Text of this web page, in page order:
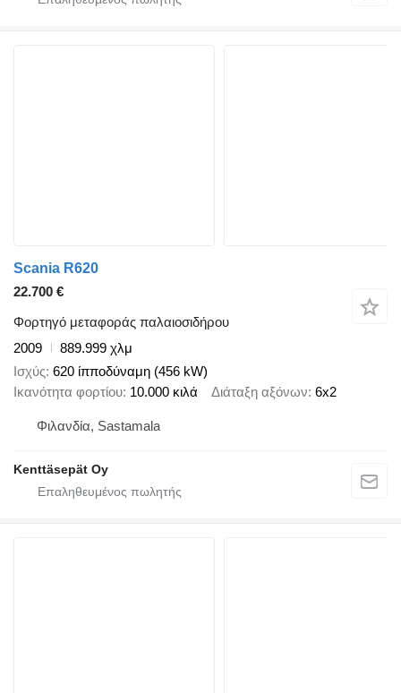
Scania R620
22.700 €
Φορτηγό μεταφοράς παλαιοσιδήρου
2009
889.999 χλμ
Ισχύς 620 ίπποδύναμη (456 kW)
Ικανότητα φορτίου 10.000 κιλά Διάταξη αξόνων 6x2
Φιλανδία, Sastamala
Kenttäsepät Oy